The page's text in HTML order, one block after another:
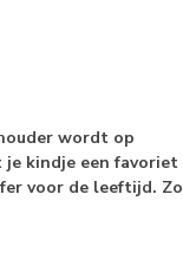
wordt op
je kindje een favoriet
voor de leeftijd. Zo